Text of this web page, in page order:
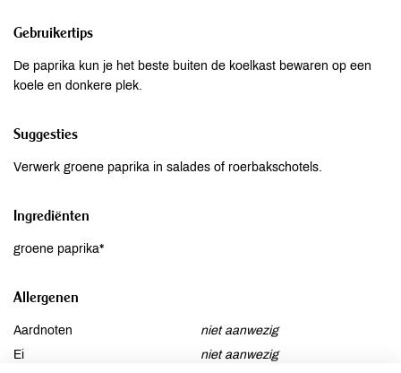
Gebruikertips
De paprika kun je het beste buiten de koelkast bewaren op een
koele en donkere plek.
Suggesties
Verwerk groene paprika in salades of roerbakschotels.
Ingrediënten
groene paprika*
Allergenen
Aardnoten
niet aanwezig
Ei
niet aanwezig